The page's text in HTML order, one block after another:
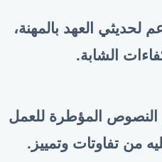
لحديثي العهد بالمهنة،
الشابة.
المؤطرة للعمل
من تفاوتات وتمييز.